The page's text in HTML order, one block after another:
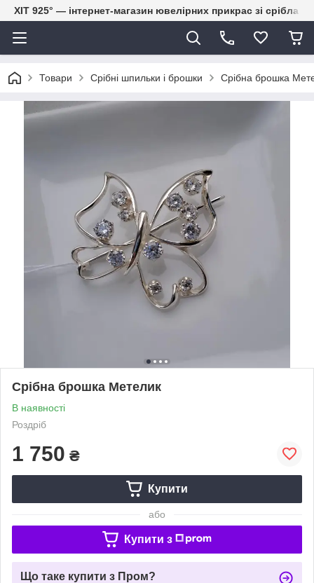
ХІТ 925° — інтернет-магазин ювелірних прикрас зі срібла
Товари Срібні шпильки і брошки Срібна брошка
Срібна брошка Метелик
В наявності
Роздріб
1 750 ₴
Купити
або
Купити з
Що таке купити з Пром?